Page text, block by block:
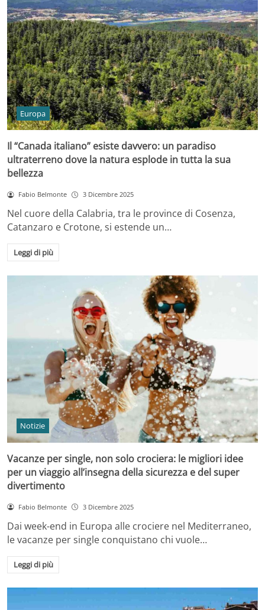
Europa
Il “Canada italiano” esiste davvero: un paradiso
ultraterreno dove la natura esplode in tutta la sua
bellezza
Fabio Belmonte 3 Dicembre 2025
Nel cuore della Calabria, tra le province di Cosenza,
Catanzaro e Crotone, si estende un…
Leggi di più
Notizie
Vacanze per single, non solo crociera: le migliori idee
per un viaggio all’insegna della sicurezza e del super
divertimento
Fabio Belmonte 3 Dicembre 2025
Dai week-end in Europa alle crociere nel Mediterraneo,
le vacanze per single conquistano chi vuole…
Leggi di più